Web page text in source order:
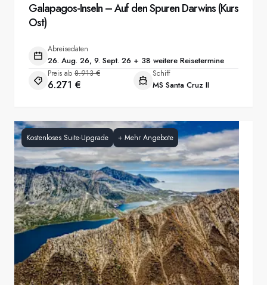
Galapagos-Inseln – Auf den Spuren Darwins (Kurs
Ost)
Abreisedaten
26. Aug. 26, 9. Sept. 26 + 38 weitere Reisetermine
Preis ab 8.913 €
6.271 €
Schiff
MS Santa Cruz II
Kostenloses Suite-Upgrade + Mehr Angebote